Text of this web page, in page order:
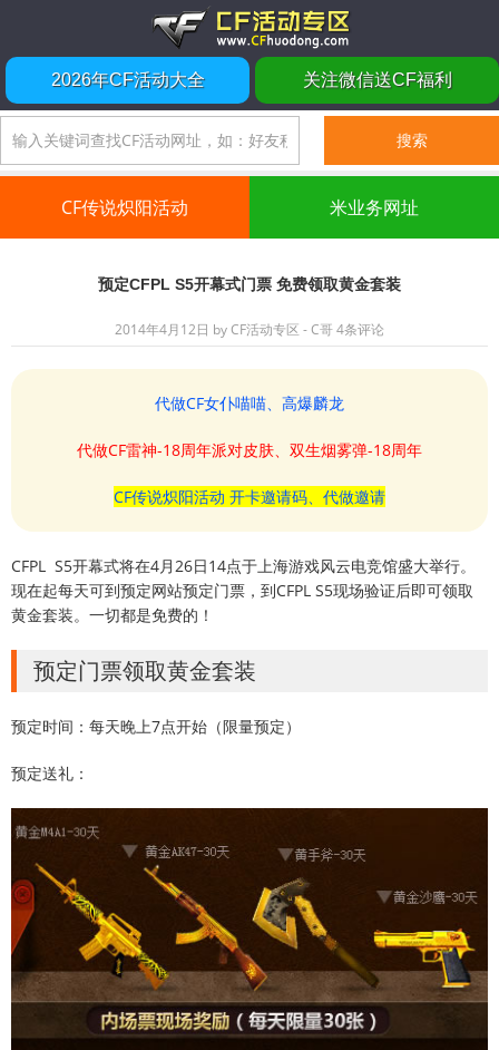
2026年CF活动大全 关注微信送CF福利
CF传说炽阳活动 米业务网址
预定CFPL S5开幕式门票 免费领取黄金套装
2014年4月12日 byCF活动专区 - C哥4条评论
代做CF女仆喵喵、高爆麟龙
代做CF雷神-18周年派对皮肤、双生烟雾弹-18周年
CF传说炽阳活动 开卡邀请码、代做邀请
CFPL S5开幕式将在4月26日14点于上海游戏风云电竞馆盛大举行。
现在起每天可到预定网站预定门票，到CFPL S5现场验证后即可领取
黄金套装。一切都是免费的！
预定门票领取黄金套装
预定时间：每天晚上7点开始（限量预定）
预定送礼：